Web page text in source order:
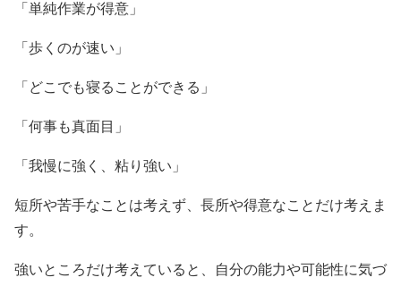
「単純作業が得意」
「歩くのが速い」
「どこでも寝ることができる」
「何事も真面目」
「我慢に強く、粘り強い」
短所や苦手なことは考えず、長所や得意なことだけ考えま
す。
強いところだけ考えていると、自分の能力や可能性に気づ